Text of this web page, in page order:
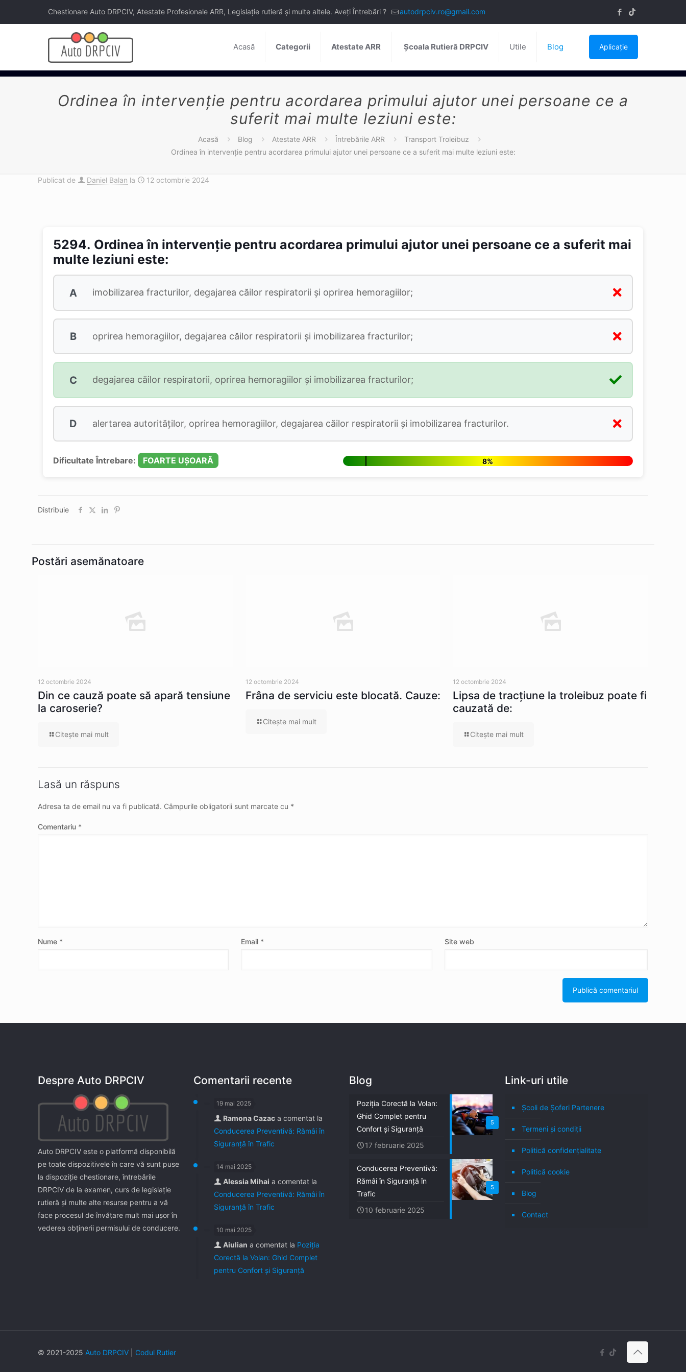
Chestionare Auto DRPCIV, Atestate Profesionale ARR, Legislație rutieră și multe altele. Aveți Întrebări ? autodrpciv.ro@gmail.com
Acasă Categorii Atestate ARR Școala Rutieră DRPCIV Utile Blog Aplicație
Ordinea în intervenţie pentru acordarea primului ajutor unei persoane ce a
suferit mai multe leziuni este:
Acasă Blog Atestate ARR Întrebările ARR
Transport Troleibuz
Ordinea în intervenţie pentru acordarea primului ajutor unei persoane ce a suferit mai multe leziuni este:
Publicat de Daniel Balan la 12 octombrie 2024
5294. Ordinea în intervenţie pentru acordarea primului ajutor unei persoane ce a suferit mai
multe leziuni este:
A imobilizarea fracturilor, degajarea căilor respiratorii şi oprirea hemoragiilor;
B oprirea hemoragiilor, degajarea căilor respiratorii şi imobilizarea fracturilor;
C degajarea căilor respiratorii, oprirea hemoragiilor şi imobilizarea fracturilor;
D alertarea autorităţilor, oprirea hemoragiilor, degajarea căilor respiratorii şi imobilizarea fracturilor.
Dificultate Întrebare: FOARTE UȘOARĂ 8%
Distribuie
Postări asemănatoare
12 octombrie 2024
Din ce cauză poate să apară tensiune
la caroserie?
Citeşte mai mult
12 octombrie 2024
Frâna de serviciu este blocată. Cauze:
Citeşte mai mult
12 octombrie 2024
Lipsa de tracţiune la troleibuz poate fi
cauzată de:
Citeşte mai mult
Lasă un răspuns
Adresa ta de email nu va fi publicată. Câmpurile obligatorii sunt marcate cu *
Comentariu *
Nume * Email * Site web
Despre Auto DRPCIV
Auto DRPCIV este o platformă disponibilă
pe toate dispozitivele în care vă sunt puse
la dispoziţie chestionare, întrebările
DRPCIV de la examen, curs de legislaţie
rutieră şi multe alte resurse pentru a vă
face procesul de învăţare mult mai uşor în
vederea obţinerii permisului de conducere.
Comentarii recente
19 mai 2025
Ramona Cazac a comentat la
Conducerea Preventivă: Rămâi în
Siguranță în Trafic
14 mai 2025
Alessia Mihai a comentat la
Conducerea Preventivă: Rămâi în
Siguranță în Trafic
10 mai 2025
Aiulian a comentat la Poziția
Corectă la Volan: Ghid Complet
pentru Confort și Siguranță
Blog
5
Poziția Corectă la Volan:
Ghid Complet pentru
Confort și Siguranță
17 februarie 2025
5
Conducerea Preventivă:
Rămâi în Siguranță în
Trafic
10 februarie 2025
Link-uri utile
Școli de Șoferi Partenere
Termeni şi condiţii
Politică confidenţialitate
Politică cookie
Blog
Contact
© 2021-2025 Auto DRPCIV Codul Rutier